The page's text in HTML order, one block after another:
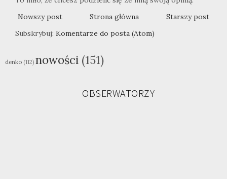
Nowszy post
Starszy post
Strona główna
Subskrybuj: Komentarze do posta (Atom)
denko (112) nowości (151)
OBSERWATORZY